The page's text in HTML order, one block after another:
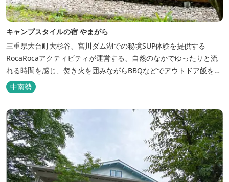
キャンプスタイルの宿 やまがら
三重県大台町大杉谷、宮川ダム湖での秘境SUP体験を提供する
RocaRocaアクティビティが運営する、自然のなかでゆったりと流
れる時間を感じ、焚き火を囲みながらBBQなどでアウトドア飯を愉
しめる宿。 ベッドルーム以外でも、満点の星空を眺めながらテント
を張って寝ることもできるキャンプスタイルでおもいおもいのひと
時をお過ごしください。 2023年6月よりペット可となりました。
中南勢